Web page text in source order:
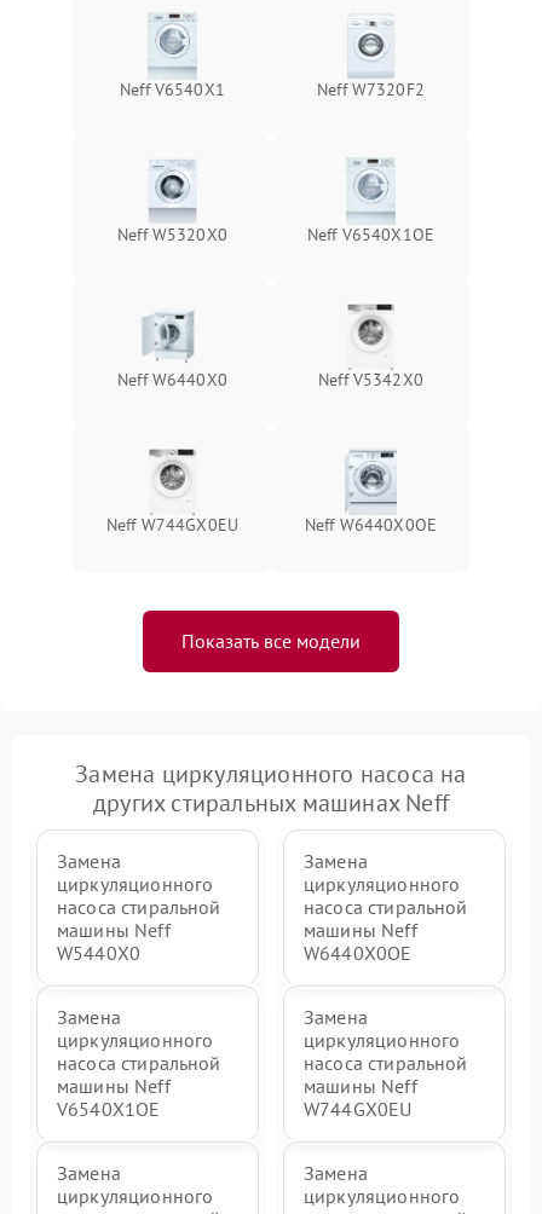
Neff V6540X1 Neff W7320F2
Neff W5320X0 Neff V6540X1OE
Neff W6440X0 Neff V5342X0
Neff W744GX0EU Neff W6440X0OE
Показать все модели
Замена циркуляционного насоса на
других стиральных машинах Neff
Замена
циркуляционного
насоса стиральной
машины Neff
W5440X0
Замена
циркуляционного
насоса стиральной
машины Neff
W6440X0OE
Замена
циркуляционного
насоса стиральной
машины Neff
V6540X1OE
Замена
циркуляционного
насоса стиральной
машины Neff
W744GX0EU
Замена
циркуляционного
Замена
циркуляционного